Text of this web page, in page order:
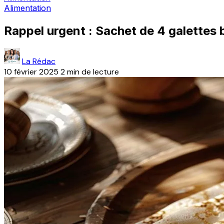
Alimentation
Rappel urgent : Sachet de 4
La Rédac
10 février 2025 2 min de lecture